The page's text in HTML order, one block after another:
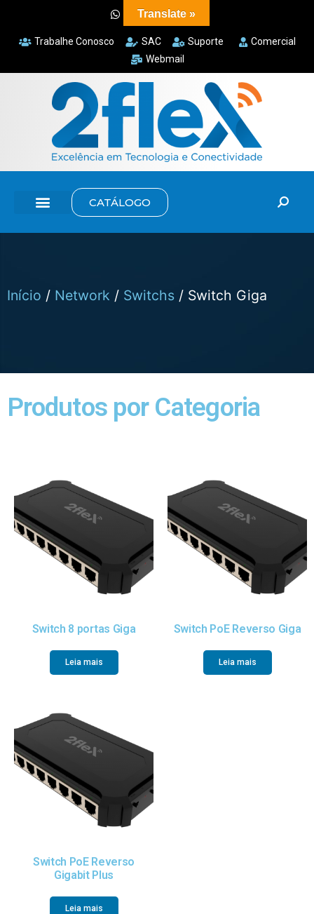
Trabalhe Conosco SAC Suporte
Comercial
Webmail
CATÁLOGO
Início / Network / Switchs / Switch Giga
Produtos por Categoria
Switch 8 portas Giga
Leia mais
Switch PoE Reverso Giga
Leia mais
Switch PoE Reverso
Gigabit Plus
Leia mais
Translate »